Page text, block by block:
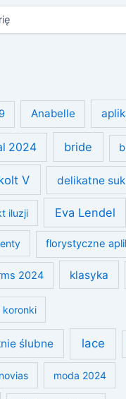
Anabelle
2024 bride
V delikatne
iluzji Eva Lendel
florystyczne
2024 klasyka
koronki
ślubne lace
moda 2024